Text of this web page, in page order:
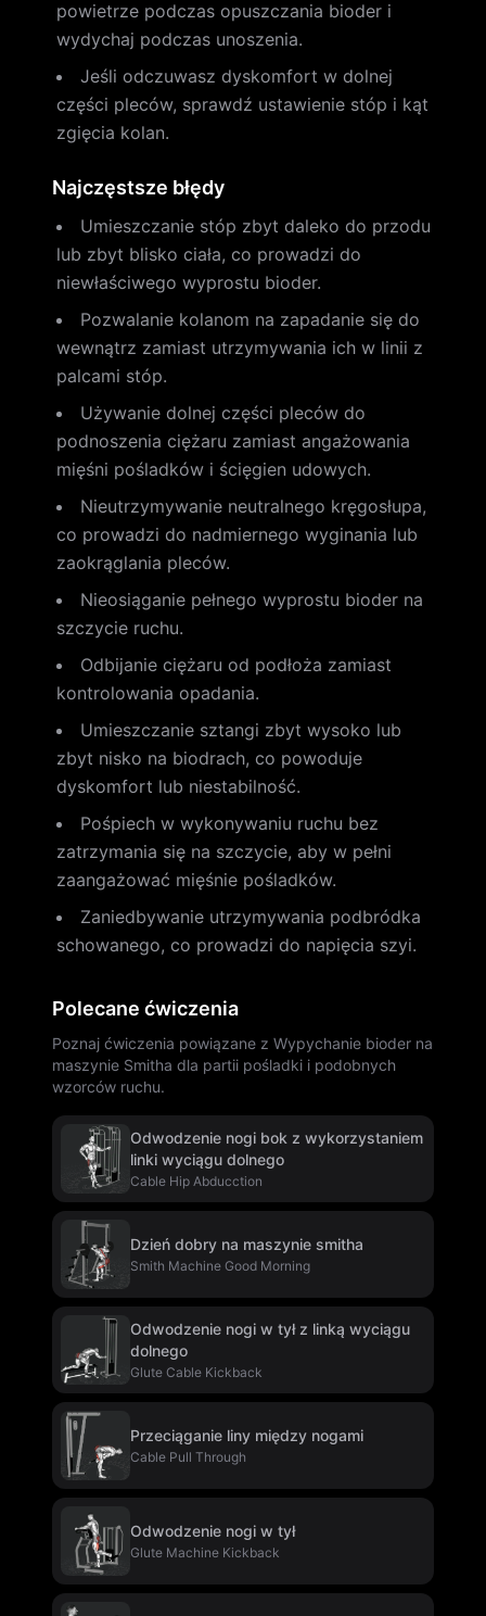
powietrze podczas opuszczania bioder i
wydychaj podczas unoszenia.
Jeśli odczuwasz dyskomfort w dolnej
części pleców, sprawdź ustawienie stóp i kąt
zgięcia kolan.
Najczęstsze błędy
Umieszczanie stóp zbyt daleko do przodu
lub zbyt blisko ciała, co prowadzi do
niewłaściwego wyprostu bioder.
Pozwalanie kolanom na zapadanie się do
wewnątrz zamiast utrzymywania ich w linii z
palcami stóp.
Używanie dolnej części pleców do
podnoszenia ciężaru zamiast angażowania
mięśni pośladków i ścięgien udowych.
Nieutrzymywanie neutralnego kręgosłupa,
co prowadzi do nadmiernego wyginania lub
zaokrąglania pleców.
Nieosiąganie pełnego wyprostu bioder na
szczycie ruchu.
Odbijanie ciężaru od podłoża zamiast
kontrolowania opadania.
Umieszczanie sztangi zbyt wysoko lub
zbyt nisko na biodrach, co powoduje
dyskomfort lub niestabilność.
Pośpiech w wykonywaniu ruchu bez
zatrzymania się na szczycie, aby w pełni
zaangażować mięśnie pośladków.
Zaniedbywanie utrzymywania podbródka
schowanego, co prowadzi do napięcia szyi.
Polecane ćwiczenia
Poznaj ćwiczenia powiązane z Wypychanie bioder na
maszynie Smitha dla partii pośladki i podobnych
wzorców ruchu.
Odwodzenie nogi bok z wykorzystaniem
linki wyciągu dolnego
Cable Hip Abducction
Dzień dobry na maszynie smitha
Smith Machine Good Morning
Odwodzenie nogi w tył z linką wyciągu
dolnego
Glute Cable Kickback
Przeciąganie liny między nogami
Cable Pull Through
Odwodzenie nogi w tył
Glute Machine Kickback